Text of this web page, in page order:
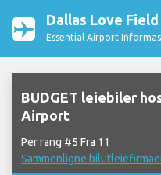
Dallas Love
Essential Airport
BUDGET leiebiler
Airport
Per rang #5 Fra 11
Sammenligne